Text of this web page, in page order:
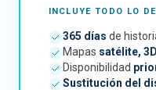
INCLUYE TODO LO
365 días de
Mapas satélite,
Disponibilidad
Sustitución del